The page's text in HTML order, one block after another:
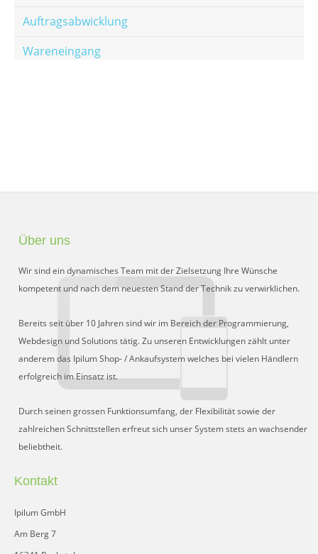
Auftragsabwicklung
Wareneingang
Sperrliste
Zustands-Abfragen
Wareneingang
Bar-Ankauf
Tagesabschluss
FAQ
Über uns
Wir sind ein dynamisches Team mit der Zielsetzung Ihre Wünsche
kompetent und nach dem neuesten Stand der Technik zu verwirklichen.
Bereits seit über 10 Jahren sind wir im Bereich der Programmierung,
Webdesign und Solutions tätig. Zu unseren Entwicklungen zählt unter
anderem das Ipilum Shop- / Ankaufsystem welches bei vielen Händlern
erfolgreich im Einsatz ist.
Durch seinen grossen Funktionsumfang, der Flexibilität sowie der
zahlreichen Schnittstellen erfreut sich unser System stets an wachsender
beliebtheit.
Kontakt
Ipilum GmbH
Am Berg 7